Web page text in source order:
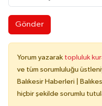
Gönder
Yorum yazarak topluluk
ve tüm sorumluluğu
Balıkesir Haberleri |
hiçbir şekilde sorumlu